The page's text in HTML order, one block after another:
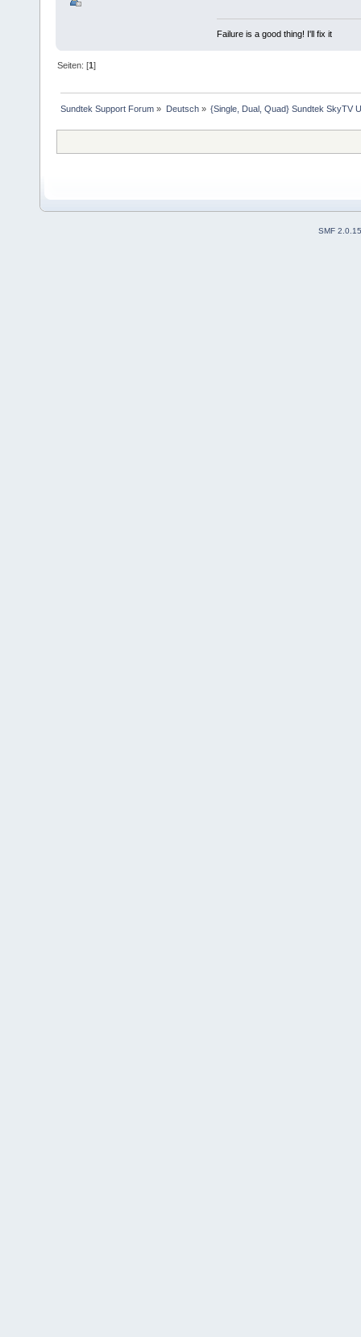
Failure is a good thing! I'll fix it
Seiten: [1]
Sundtek Support Forum » Deutsch» {Single, Dual, Quad} Sundtek SkyTV
SMF 2.0.15